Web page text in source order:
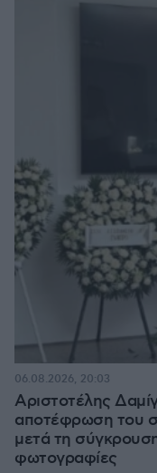
Αριστοτέλης
αποτέφρωση του
μετά τη
φωτογραφίες
06.08.2026, 20:03